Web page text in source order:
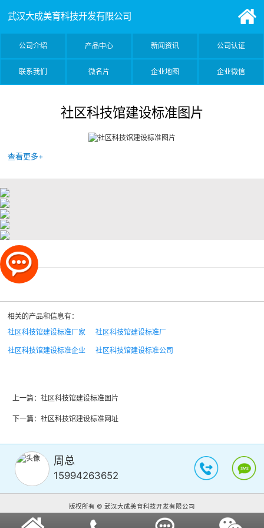
武汉大成美育科技开发有限公司
公司介绍 产品中心 新闻资讯 公司认证
联系我们 微名片 企业地图 企业微信
社区科技馆建设标准图片
查看更多+
相关的产品和信息有：
社区科技馆建设标准厂家
社区科技馆建设标准厂
社区科技馆建设标准企业 社区科技馆建设标准公司
上一篇： 社区科技馆建设标准图片
下一篇： 社区科技馆建设标准网址
周总
15994263652
版权所有 © 武汉大成美育科技开发有限公司